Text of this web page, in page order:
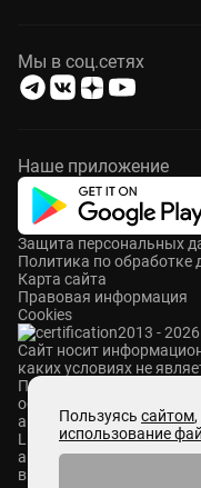
Мы в соц.сетях
Наше приложение
2013 -
Cайт носит
каких условиях не
Защита персональных
Политика по обработке
Карта сайта
Правовая информация
Cookies
ПАНАВТО — сеть
осуществляем продажу
автомобилей Mercedes-
Lixiang, M-Hero, ROX и
автомобили с
выкупаем автомобили
Пользуясь сайтом
использование